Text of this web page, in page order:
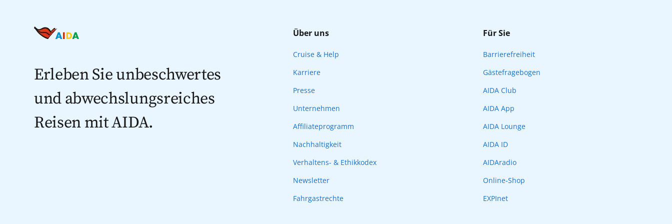
Erleben Sie unbeschwertes
und abwechslungsreiches
Reisen mit AIDA.
Über uns
Cruise & Help
Karriere
Presse
Unternehmen
Affiliateprogramm
Nachhaltigkeit
Verhaltens- & Ethikkodex
Newsletter
Fahrgastrechte
Für Sie
Barrierefreiheit
Gästefragebogen
AIDA Club
AIDA App
AIDA Lounge
AIDA ID
AIDAradio
Online-Shop
EXPInet